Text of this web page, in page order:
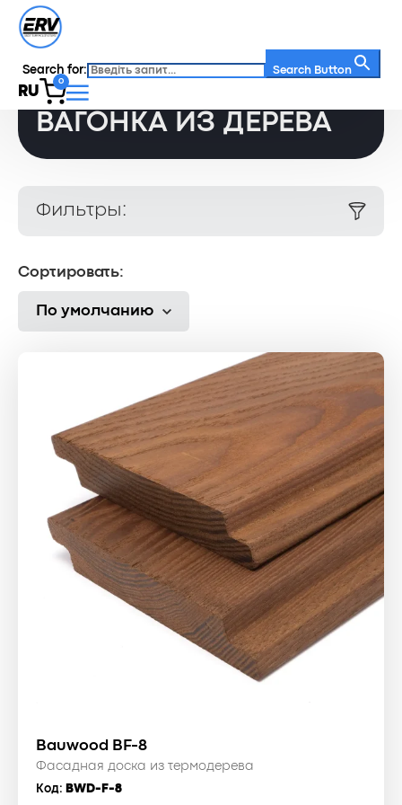
Search for: Search Button
RU
0
Главная / Каталог / Вагонка из дерева
ВАГОНКА ИЗ ДЕРЕВА
Фильтры:
Сортировать:
По умолчанию
Bauwood BF-8
Фасадная доска из термодерева
Код: BWD-F-8